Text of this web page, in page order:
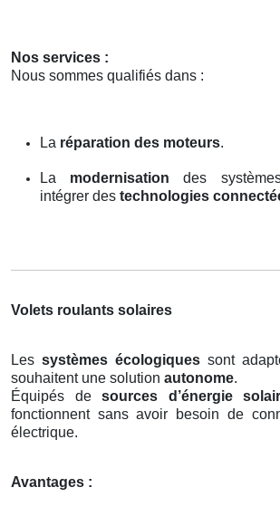
Nos services :
Nous sommes qualifiés dans :
La réparation des moteurs.
La modernisation des
intégrer des technologies
Volets roulants solaires
Les systèmes écologiques sont
souhaitent une solution autonome.
Équipés de sources d’énergie
fonctionnent sans avoir besoin de
électrique.
Avantages :